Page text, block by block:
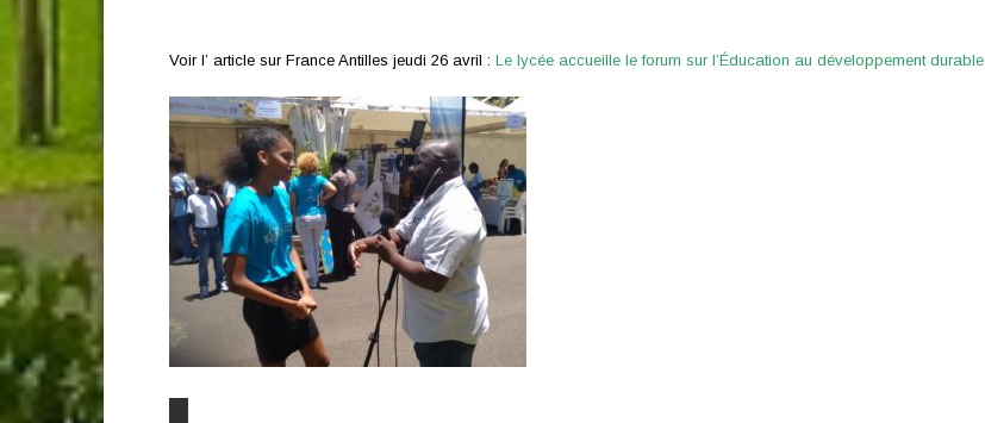
Voir l’ article sur France Antilles jeudi 26 avril : Le lycée accueille le forum sur l’Éducation au développement durable